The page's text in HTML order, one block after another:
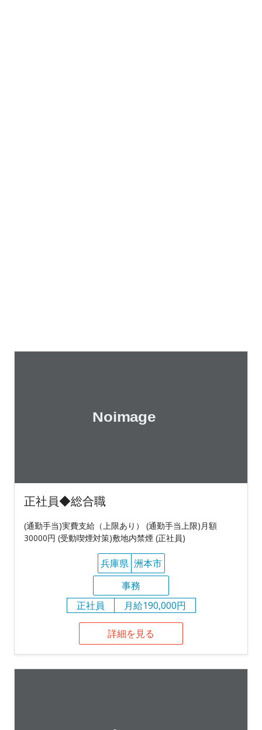
正社員◆総合職
(通勤手当)実費支給（上限あり） (通勤手当上限)月額
30000円 (受動喫煙対策)敷地内禁煙 (正社員)
兵庫県 洲本市
事務
正社員
月給190,000円
詳細を見る